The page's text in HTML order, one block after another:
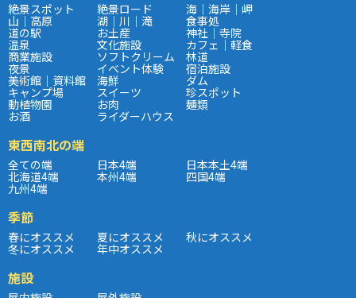
絶景スポット 絶景ロード 海｜海岸｜岬
山｜高原 湖｜川｜滝 食事処
道の駅 お土産 神社｜寺院
温泉 文化施設 カフェ｜軽食
商業施設 ソフトクリーム 林道
夜景 イベント体験 宿泊施設
美術館｜資料館 海鮮 ダム
キャンプ場 スイーツ 珍スポット
動植物園 お肉 麺類
お酒 ライダーハウス
東西南北の端
全ての端 日本4端 日本本土4端
北海道4端 本州4端 四国4端
九州4端
季節
春にオススメ 夏にオススメ 秋にオススメ
冬にオススメ 年中オススメ
施設